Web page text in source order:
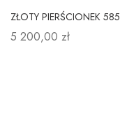
5 200,00 zł